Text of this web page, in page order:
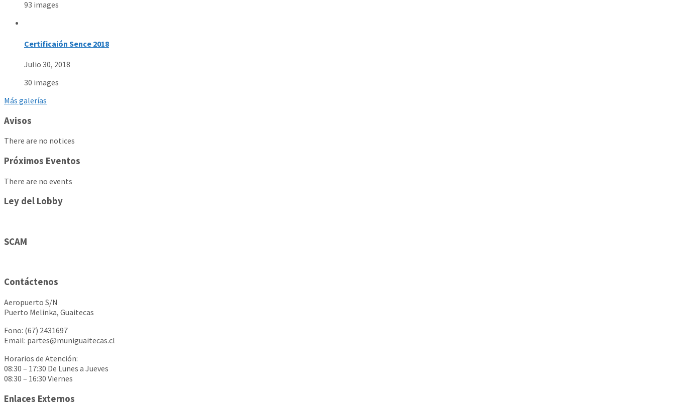
93 images
Certificaión Sence 2018
Julio 30, 2018
30 images
Más galerías
Avisos
There are no notices
Próximos Eventos
There are no events
Ley del Lobby
SCAM
Contáctenos
Aeropuerto S/N
Puerto Melinka, Guaitecas
Fono: (67) 2431697
Email: partes@muniguaitecas.cl
Horarios de Atención:
08:30 – 17:30 De Lunes a Jueves
08:30 – 16:30 Viernes
Enlaces Externos